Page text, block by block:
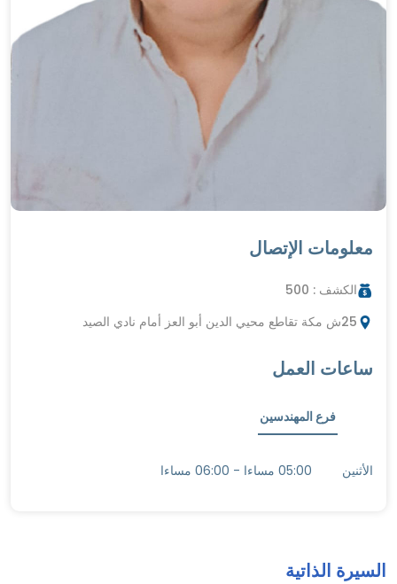
معلومات الإتصال
الكشف : 500
25ش مكة تقاطع محيي الدين أبو العز أمام نادي الصيد
ساعات العمل
فرع المهندسين
الأثنين 05:00 مساءا - 06:00 مساءا
السيرة الذاتية